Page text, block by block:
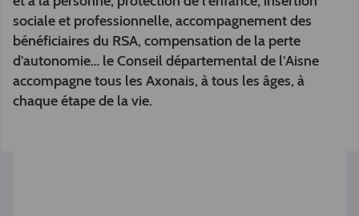
sociale et professionnelle, accompagnement des
bénéficiaires du RSA, compensation de la perte
d’autonomie… le Conseil départemental de l’Aisne
accompagne tous les Axonais, à tous les âges, à
chaque étape de la vie.